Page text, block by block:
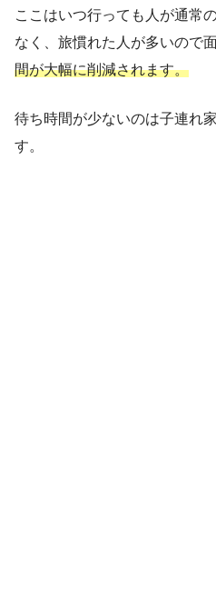
ここはいつ行っても人が通常
なく、旅慣れた人が多いので
間が大幅に削減されます。
待ち時間が少ないのは子連れ
す。